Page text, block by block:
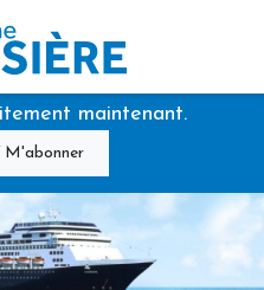
maintenant.
M'abonner